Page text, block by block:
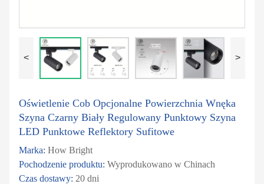
< >
Oświetlenie Cob Opcjonalne Powierzchnia Wnęka
Szyna Czarny Biały Regulowany Punktowy Szyna
LED Punktowe Reflektory Sufitowe
Marka: How Bright
Pochodzenie produktu: Wyprodukowano w Chinach
Czas dostawy: 20 dni